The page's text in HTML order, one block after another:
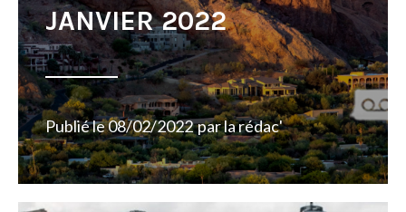
JANVIER 2022
Publié le08/02/2022 parla rédac'